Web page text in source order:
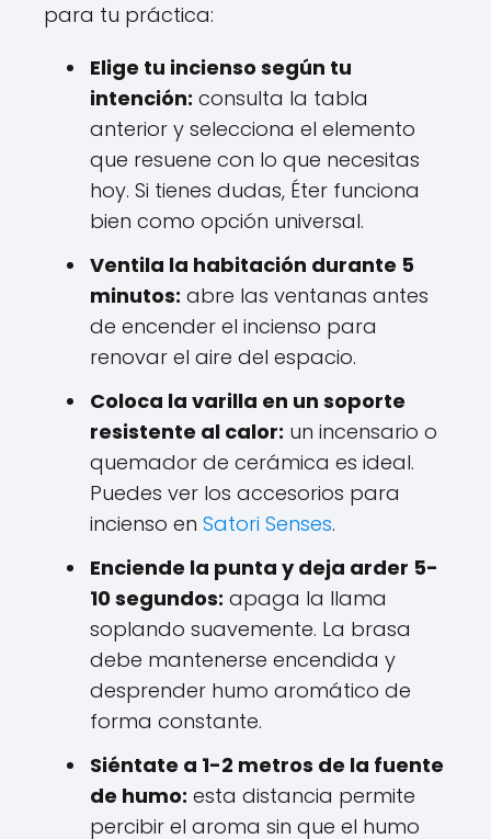
para tu práctica:
Elige tu incienso según tu
intención: consulta la tabla
anterior y selecciona el elemento
que resuene con lo que necesitas
hoy. Si tienes dudas, Éter funciona
bien como opción universal.
Ventila la habitación durante 5
minutos: abre las ventanas antes
de encender el incienso para
renovar el aire del espacio.
Coloca la varilla en un soporte
resistente al calor: un incensario o
quemador de cerámica es ideal.
Puedes ver los accesorios para
incienso en Satori Senses.
Enciende la punta y deja arder 5-
10 segundos: apaga la llama
soplando suavemente. La brasa
debe mantenerse encendida y
desprender humo aromático de
forma constante.
Siéntate a 1-2 metros de la fuente
de humo: esta distancia permite
percibir el aroma sin que el humo
QUIERO UN 10% DE DESCUENTO
Regístrate para recibir el descuento.